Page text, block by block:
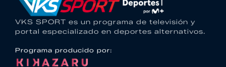
VKS SPORT es un programa de televisión y
portal especializado en deportes alternativos.
Programa producido por: